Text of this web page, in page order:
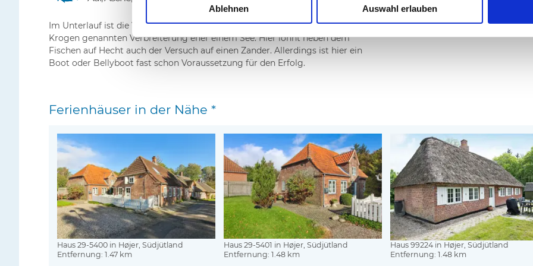
Ablehnen Auswahl erlauben
Im Unterlauf ist die Vidå sehr langsam fließend und gleicht in der Magister
Krogen genannten Verbreiterung eher einem See. Hier lohnt neben dem
Fischen auf Hecht auch der Versuch auf einen Zander. Allerdings ist hier ein
Boot oder Bellyboot fast schon Voraussetzung für den Erfolg.
http://danskfiskekort.dk/
Ferienhäuser in der Nähe *
Haus 29-5400 in Højer, Südjütland
Entfernung: 1.47 km
Haus 29-5401 in Højer, Südjütland
Entfernung: 1.48 km
Haus 99224 in Højer, Südjütland
Entfernung: 1.48 km